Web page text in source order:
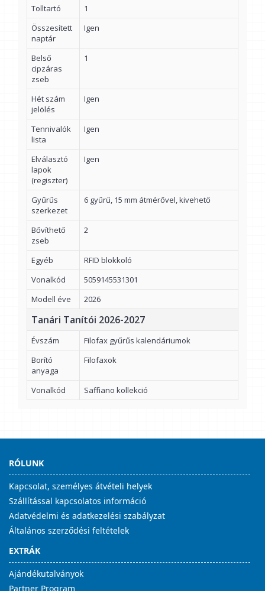
Tolltartó
1
Összesített
naptár
Igen
Belső
cipzáras
zseb
1
Hét szám
jelölés
Igen
Tennivalók
lista
Igen
Elválasztó
lapok
(regiszter)
Igen
Gyűrűs
szerkezet
6 gyűrű, 15 mm átmérővel, kivehető
Bővíthető
zseb
2
Egyéb
RFID blokkoló
Vonalkód
5059145531301
Modell éve
2026
Tanári Tanítói 2026-2027
Évszám
Filofax gyűrűs kalendáriumok
Borító
anyaga
Filofaxok
Vonalkód Saffiano kollekció
RÓLUNK
Kapcsolat, személyes átvételi helyek
Szállítással kapcsolatos információ
Adatvédelmi és adatkezelési szabályzat
Általános szerződési feltételek
EXTRÁK
Ajándékutalványok
Partner Program